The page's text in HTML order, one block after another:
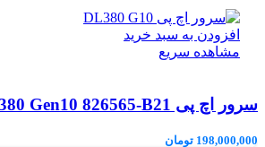
افزودن به سبد خرید
مشاهده سریع
سرور اچ پی DL380 Gen10 826565-B21
198,000,000 تومان